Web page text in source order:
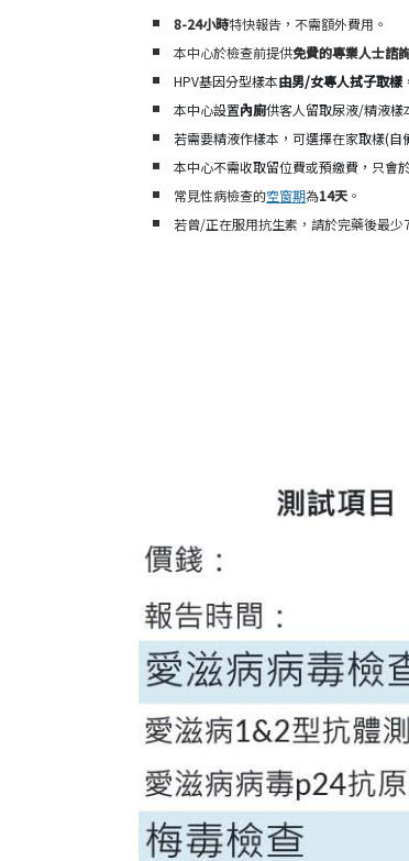
8-24小時特快報告，不需額外費用。
本中心於檢查前提供免費的專業人士諮
HPV基因分型樣本由男/女專人拭子取樣
本中心設置內廁供客人留取尿液/精液樣
若需要精液作樣本，可選擇在家取樣(自
本中心不需收取留位費或預繳費，只會
常見性病檢查的空窗期為14天 。
若曾/正在服用抗生素，請於完藥後最少